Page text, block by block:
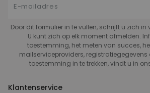
Door dit formulier in te vullen, schrijft u zich in
U kunt zich op elk moment afmelden.
toestemming, het meten van succes,
mailserviceproviders, registratiegegevens
toestemming in te trekken, vindt u in
Klantenservice